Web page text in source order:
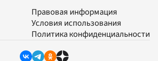
Правовая информация
Условия использования
Политика конфиденциальности